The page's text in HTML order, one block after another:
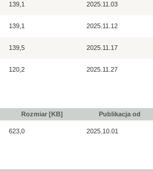
139,1 2025.11.03
139,1 2025.11.12
139,5 2025.11.17
120,2 2025.11.27
Rozmiar [KB] Publikacja od
623,0 2025.10.01